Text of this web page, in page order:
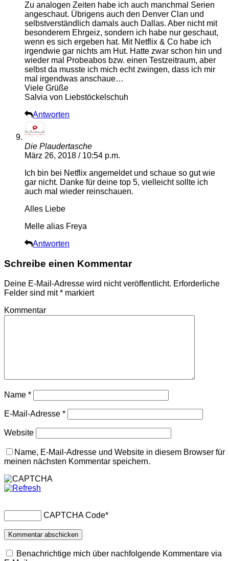
Zu analogen Zeiten habe ich auch manchmal Serien
angeschaut. Übrigens auch den Denver Clan und
selbstverständlich damals auch Dallas. Aber nicht mit
besonderem Ehrgeiz, sondern ich habe nur geschaut,
wenn es sich ergeben hat. Mit Netflix & Co habe ich
irgendwie gar nichts am Hut. Hatte zwar schon hin und
wieder mal Probeabos bzw. einen Testzeitraum, aber
selbst da musste ich mich echt zwingen, dass ich mir
mal irgendwas anschaue…
Viele Grüße
Salvia von Liebstöckelschuh
Antworten
Die Plaudertasche
März 26, 2018 / 10:54 p.m.
Ich bin bei Netflix angemeldet und schaue so gut wie
gar nicht. Danke für deine top 5, vielleicht sollte ich
auch mal wieder reinschauen.
Alles Liebe
Melle alias Freya
Antworten
Schreibe einen Kommentar
Deine E-Mail-Adresse wird nicht veröffentlicht. Erforderliche
Felder sind mit* markiert
Kommentar
Name *
E-Mail-Adresse *
Website
Name, E-Mail-Adresse und Website in diesem Browser für
meinen nächsten Kommentar speichern.
CAPTCHA Code*
Benachrichtige mich über nachfolgende Kommentare via